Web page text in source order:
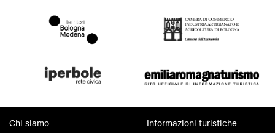
Chi siamo
Informazioni turistiche